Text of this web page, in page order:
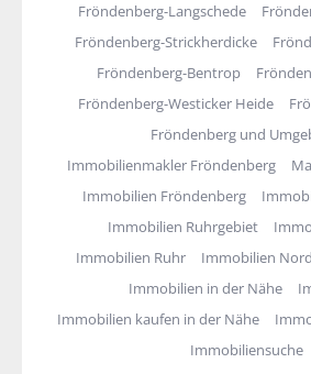
Fröndenberg-Langschede
Fröndenberg-Strickherdicke
Fröndenberg-Bentrop
Fröndenberg-Westicker Heide
Fröndenberg und
Immobilienmakler Fröndenberg
Immobilien Fröndenberg
Immobilien Ruhrgebiet
Immobilien Ruhr
Immobilien
Immobilien in der Nähe
Immobilien kaufen in der Nähe
Immobiliensuche